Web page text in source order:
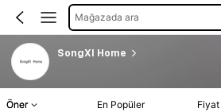
Mağazada ara
SongXI Home
Öner En Popüler Fiyat